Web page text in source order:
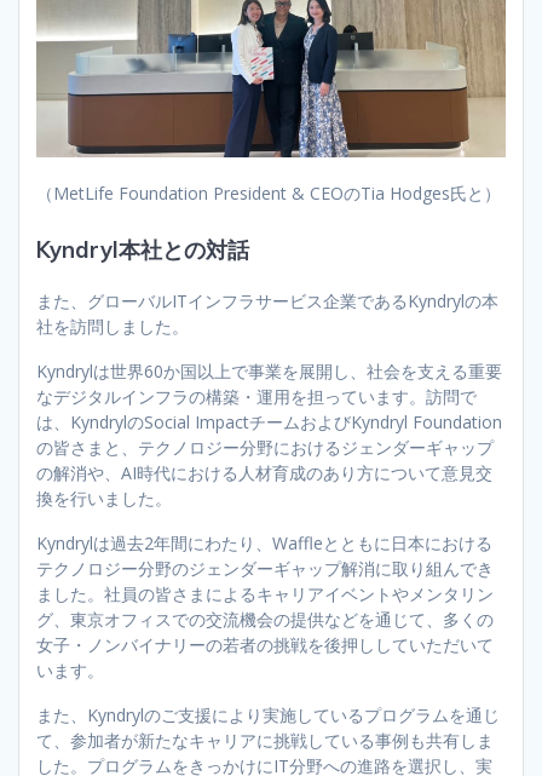
（MetLife Foundation President & CEOのTia Hodges氏と）
Kyndryl本社との対話
また、グローバルITインフラサービス企業であるKyndrylの本
社を訪問しました。
Kyndrylは世界60か国以上で事業を展開し、社会を支える重要
なデジタルインフラの構築・運用を担っています。訪問で
は、KyndrylのSocial ImpactチームおよびKyndryl Foundation
の皆さまと、テクノロジー分野におけるジェンダーギャップ
の解消や、AI時代における人材育成のあり方について意見交
換を行いました。
Kyndrylは過去2年間にわたり、Waffleとともに日本における
テクノロジー分野のジェンダーギャップ解消に取り組んでき
ました。社員の皆さまによるキャリアイベントやメンタリン
グ、東京オフィスでの交流機会の提供などを通じて、多くの
女子・ノンバイナリーの若者の挑戦を後押ししていただいて
います。
また、Kyndrylのご支援により実施しているプログラムを通じ
て、参加者が新たなキャリアに挑戦している事例も共有しま
した。プログラムをきっかけにIT分野への進路を選択し、実